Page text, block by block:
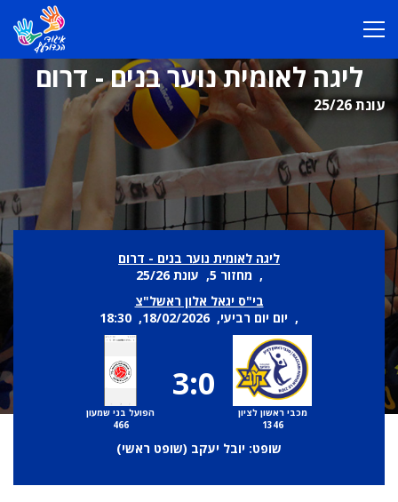
ליגה לאומית נוער בנים - דרום
עונת 25/26
ליגה לאומית נוער בנים - דרום
, מחזור 5, עונת 25/26
בי"ס יגאל אלון ראשל"צ
, יום יום רביעי, 18/02/2026, 18:30
מכבי ראשון לציון
1346
3:0
הפועל בני שמעון
466
שופט: יובל יעקב (שופט ראשי)